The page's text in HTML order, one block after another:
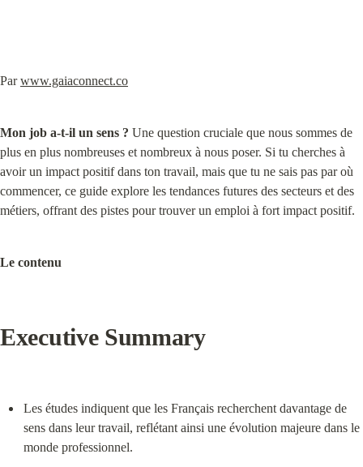
Par www.gaiaconnect.co
Mon job a-t-il un sens ? Une question cruciale que nous sommes de
plus en plus nombreuses et nombreux à nous poser. Si tu cherches à
avoir un impact positif dans ton travail, mais que tu ne sais pas par où
commencer, ce guide explore les tendances futures des secteurs et des
métiers, offrant des pistes pour trouver un emploi à fort impact positif.
Le contenu
Executive Summary
Les études indiquent que les Français recherchent davantage de
sens dans leur travail, reflétant ainsi une évolution majeure dans le
monde professionnel.